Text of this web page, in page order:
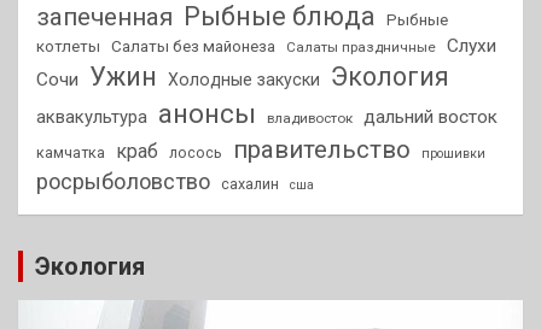
запеченная Рыбные блюда
Рыбные
котлеты
Салаты без майонеза Салаты праздничные
Слухи
Сочи
Ужин Холодные закуски Экология
аквакультура анонсы владивосток дальний восток
камчатка краб лосось правительство прошивки
росрыболовство сахалин сша
Экология